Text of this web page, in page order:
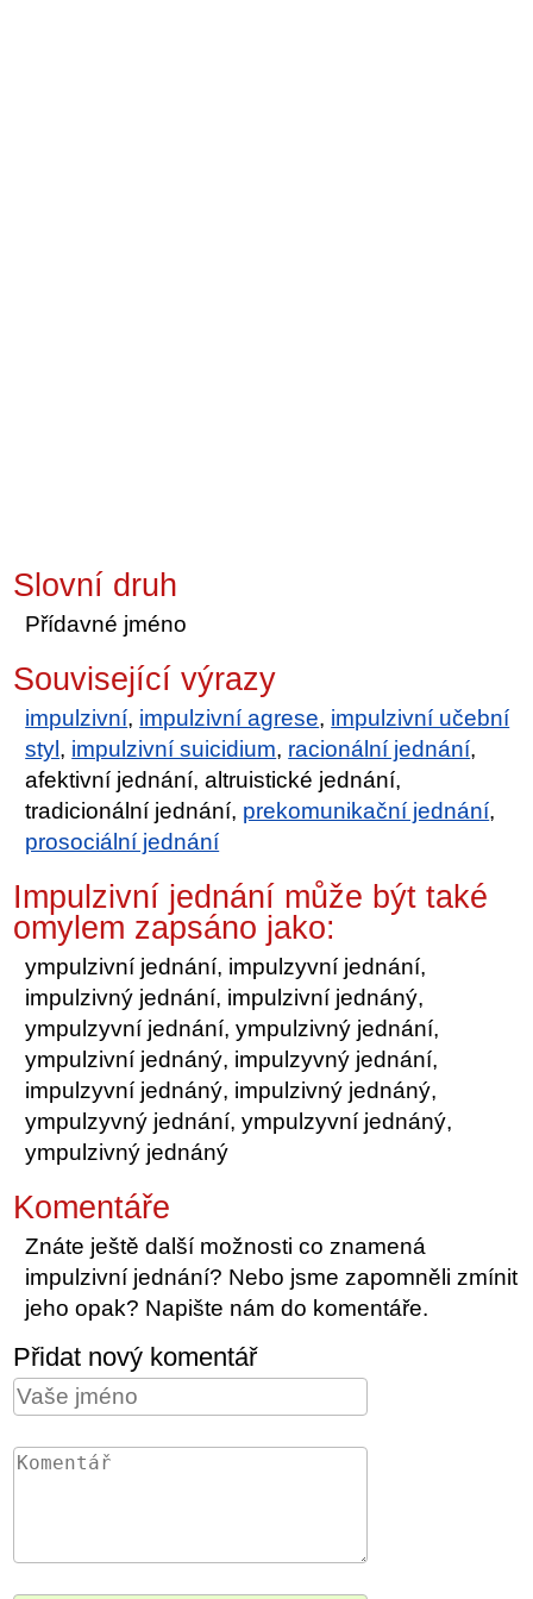
Slovní druh
Přídavné jméno
Související výrazy
impulzivní, impulzivní agrese, impulzivní učební
styl, impulzivní suicidium, racionální jednání,
afektivní jednání, altruistické jednání,
tradicionální jednání, prekomunikační jednání,
prosociální jednání
Impulzivní jednání může být také
omylem zapsáno jako:
ympulzivní jednání, impulzyvní jednání,
impulzivný jednání, impulzivní jednáný,
ympulzyvní jednání, ympulzivný jednání,
ympulzivní jednáný, impulzyvný jednání,
impulzyvní jednáný, impulzivný jednáný,
ympulzyvný jednání, ympulzyvní jednáný,
ympulzivný jednáný
Komentáře
Znáte ještě další možnosti co znamená
impulzivní jednání? Nebo jsme zapomněli zmínit
jeho opak? Napište nám do komentáře.
Přidat nový komentář